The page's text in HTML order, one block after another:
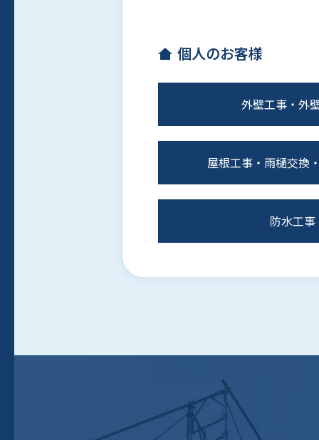
個人のお客様
外壁工事・外
屋根工事・雨樋交換
防水工事